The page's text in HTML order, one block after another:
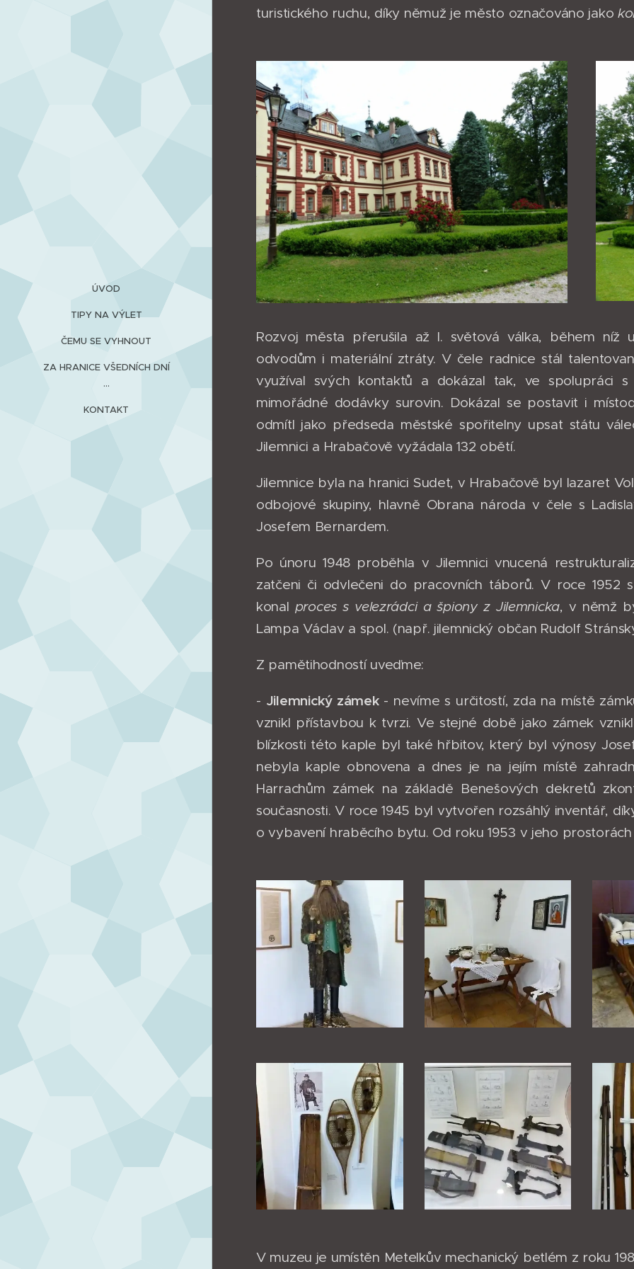
ÚVOD
TIPY NA VÝLET
ČEMU SE VYHNOUT
ZA HRANICE VŠEDNÍCH DNÍ
...
KONTAKT
turistického ruchu, díky němuž je město označováno jako
Rozvoj města přerušila až I. světová válka, během níž
odvodům i materiální ztráty. V čele radnice stál
využíval svých kontaktů a dokázal tak, ve spolupráci
mimořádné dodávky surovin. Dokázal se postavit i
odmítl jako předseda městské spořitelny upsat státu
Jilemnici a Hrabačově vyžádala 132 obětí.
Jilemnice byla na hranici Sudet, v Hrabačově byl lazaret
odbojové skupiny, hlavně Obrana národa v čele s
Josefem Bernardem.
Po únoru 1948 proběhla v Jilemnici vnucená
zatčeni či odvlečeni do pracovních táborů. V roce 1952
konal proces s velezrádci a špiony z Jilemnicka, v němž
Lampa Václav a spol. (např. jilemnický občan Rudolf
Z pamětihodností uveďme:
- Jilemnický zámek- nevíme s určitostí, zda na místě
vznikl přístavbou k tvrzi. Ve stejné době jako zámek
blízkosti této kaple byl také hřbitov, který byl výnosy
nebyla kaple obnovena a dnes je na jejím místě
Harrachům zámek na základě Benešových dekretů
současnosti. V roce 1945 byl vytvořen rozsáhlý inventář,
o vybavení hraběcího bytu. Od roku 1953 v jeho
V muzeu je umístěn Metelkův mechanický betlém z roku